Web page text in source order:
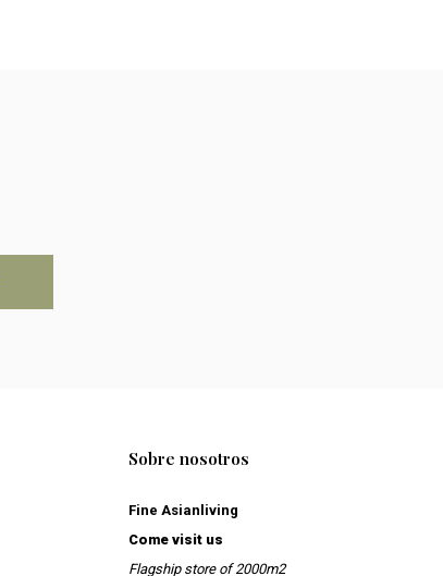
Sobre nosotros
Fine Asianliving
Come visit us
Flagship store of 2000m2